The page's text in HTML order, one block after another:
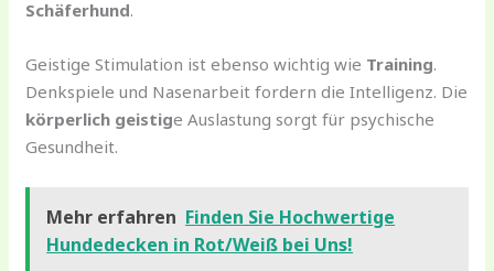
Schäferhund.
Geistige Stimulation ist ebenso wichtig wie Training.
Denkspiele und Nasenarbeit fordern die Intelligenz. Die
körperlich geistige Auslastung sorgt für psychische
Gesundheit.
Mehr erfahren Finden Sie Hochwertige
Hundedecken in Rot/Weiß bei Uns!